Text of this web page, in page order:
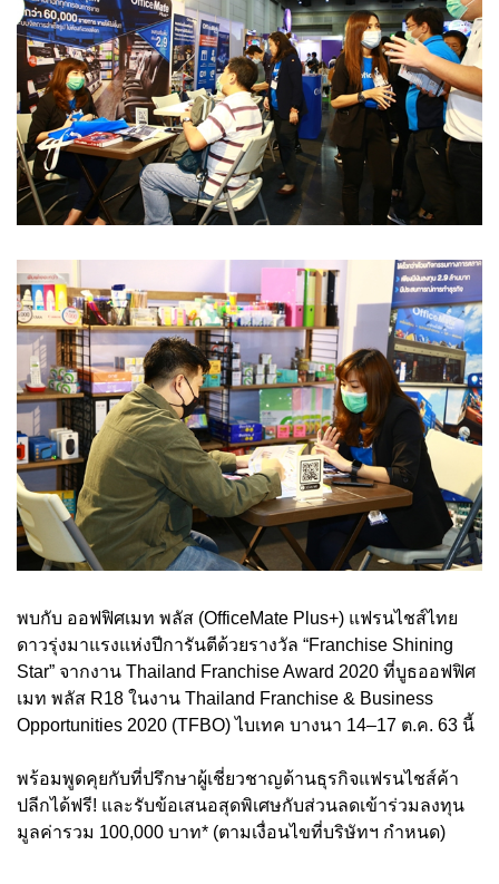
พบกับ ออฟฟิศเมท พลัส (OfficeMate Plus+) แฟรนไชส์ไทย
ดาวรุ่งมาแรงแห่งปีการันตีด้วยรางวัล “Franchise Shining
Star” จากงาน Thailand Franchise Award 2020 ที่บูธออฟฟิศ
เมท พลัส R18 ในงาน Thailand Franchise & Business
Opportunities 2020 (TFBO) ไบเทค บางนา 14–17 ต.ค. 63 นี้
พร้อมพูดคุยกับที่ปรึกษาผู้เชี่ยวชาญด้านธุรกิจแฟรนไชส์ค้า
ปลีกได้ฟรี! และรับข้อเสนอสุดพิเศษกับส่วนลดเข้าร่วมลงทุน
มูลค่ารวม 100,000 บาท* (ตามเงื่อนไขที่บริษัทฯ กำหนด)